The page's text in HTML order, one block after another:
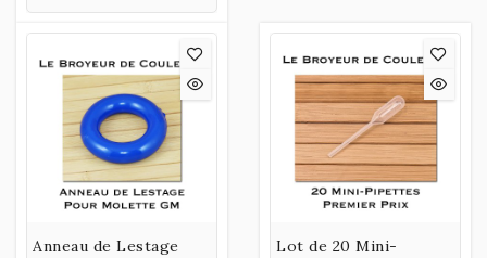
Anneau de Lestage
Lot de 20 Mini-